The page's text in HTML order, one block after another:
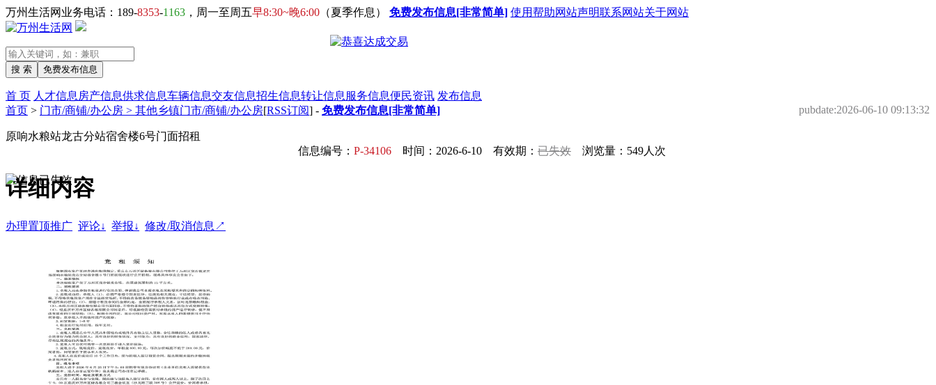
万州生活网业务电话：189-8353-1163 ，周一至周五早8:30~晚6:00 （夏季作息） 免费发布信息[非常简单] 使用帮助网站声明联系网站关于网站
首 页 人才信息 房产信息供求信息车辆信息交友信息招生信息转让信息 服务信息便民资讯 发布信息
首页 > 门市/商铺/办公房 > 其他乡镇门市/商铺/办公房[RSS订阅] - 免费发布信息[非常简单] pubdate:2026-06-10 09:13:32
原响水粮站龙古分站宿舍楼6号门面招租
信息编号： P-34106 时间：2026-6-10 有效期： 已失效 浏览量：549人次
详细内容
办理置顶推广 评论↓ 举报↓ 修改/取消信息↗